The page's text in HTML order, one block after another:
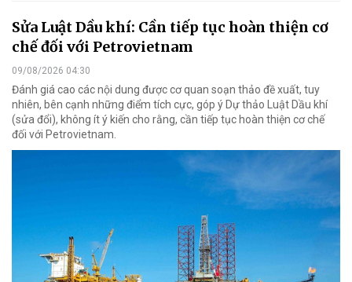
Sửa Luật Dầu khí: Cần tiếp tục hoàn thiện cơ
chế đối với Petrovietnam
09/08/2026 04:30
Đánh giá cao các nội dung được cơ quan soạn thảo đề xuất, tuy
nhiên, bên cạnh những điểm tích cực, góp ý Dự thảo Luật Dầu khí
(sửa đổi), không ít ý kiến cho rằng, cần tiếp tục hoàn thiện cơ chế
đối với Petrovietnam.